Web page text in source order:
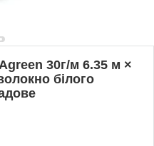
30г/м 6.35 м ×
білого